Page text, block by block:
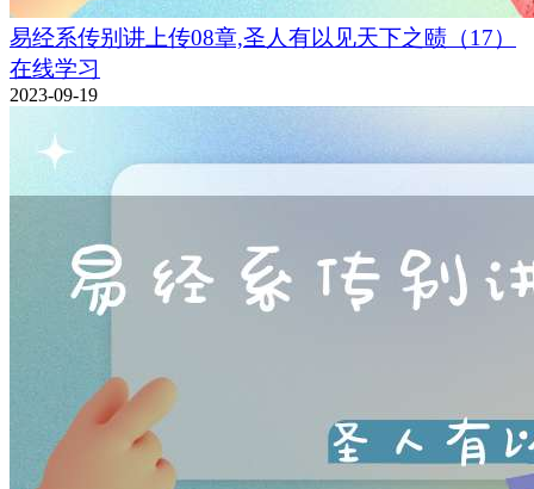
易经系传别讲上传08章,圣人有以见天下之赜（17）
在线学习
2023-09-19